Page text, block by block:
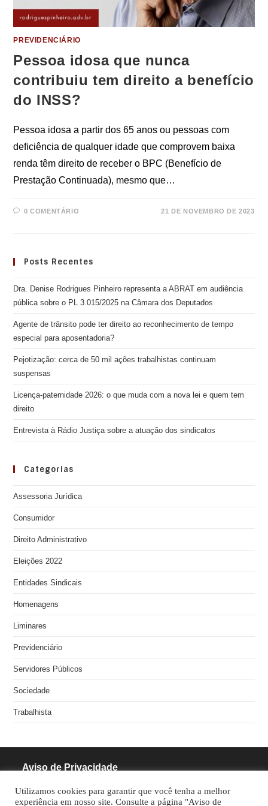
PREVIDENCIÁRIO
Pessoa idosa que nunca
contribuiu tem direito a benefício
do INSS?
Pessoa idosa a partir dos 65 anos ou pessoas com
deficiência de qualquer idade que comprovem baixa
renda têm direito de receber o BPC (Benefício de
Prestação Continuada), mesmo que…
0 COMENTÁRIO 21 DE NOVEMBRO DE 2023
Posts Recentes
Dra. Denise Rodrigues Pinheiro representa a ABRAT em audiência
pública sobre o PL 3.015/2025 na Câmara dos Deputados
Agente de trânsito pode ter direito ao reconhecimento de tempo
especial para aposentadoria?
Pejotização: cerca de 50 mil ações trabalhistas continuam
suspensas
Licença-paternidade 2026: o que muda com a nova lei e quem tem
direito
Entrevista à Rádio Justiça sobre a atuação dos sindicatos
Categorias
Assessoria Jurídica
Consumidor
Direito Administrativo
Eleições 2022
Entidades Sindicais
Homenagens
Liminares
Previdenciário
Servidores Públicos
Sociedade
Trabalhista
Aviso de Privacidade
RODRIGUES PINHEIRO ADVOCACIA S/S
Utilizamos cookies para garantir que você tenha a melhor
experiência em nosso site. Consulte a página "Aviso de